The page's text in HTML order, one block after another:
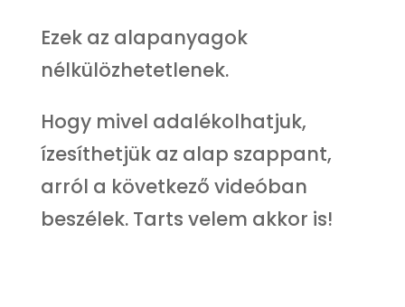
Ezek az alapanyagok
nélkülözhetetlenek.
Hogy mivel adalékolhatjuk,
ízesíthetjük az alap szappant,
arról a következő videóban
beszélek. Tarts velem akkor is!